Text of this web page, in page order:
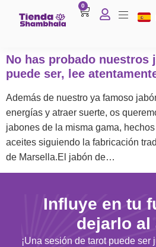
0
No has probado nuestros
puede ser, lee
Además de nuestro ya famoso
energías y atraer suerte, os
jabones de la misma gama,
aceites siguiendo la fabricación
de Marsella.El jabón de…
Influye en tu
dejarlo al
¡Una sesión de tarot puede